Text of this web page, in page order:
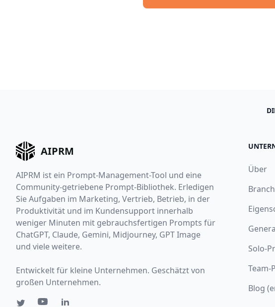
AIPRM
AIPRM ist ein Prompt-Management-Tool und eine
Community-getriebene Prompt-Bibliothek. Erledigen
Sie Aufgaben im Marketing, Vertrieb, Betrieb, in der
Produktivität und im Kundensupport innerhalb
weniger Minuten mit gebrauchsfertigen Prompts für
ChatGPT, Claude, Gemini, Midjourney, GPT Image
und viele weitere.
Entwickelt für kleine Unternehmen. Geschätzt von
großen Unternehmen.
Über
Solo-
Team-
Blog